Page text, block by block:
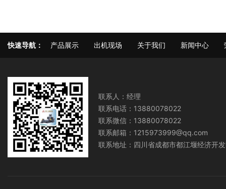
快速导航： 产品展示 出机现场 关于我们 新闻中心
联系人：经理
联系电话：13880078022
联系微信：13880078022
联系邮箱：1215973999@qq.com
联系地址：四川省成都市都江堰经济开